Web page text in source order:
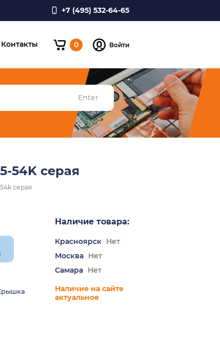
+7 (495) 532-64-65
Контакты 0 Войти
Enter
54K серая
серая
Наличие товара:
Красноярск Нет
Москва Нет
Самара Нет
Наличие на сайте
актуальное